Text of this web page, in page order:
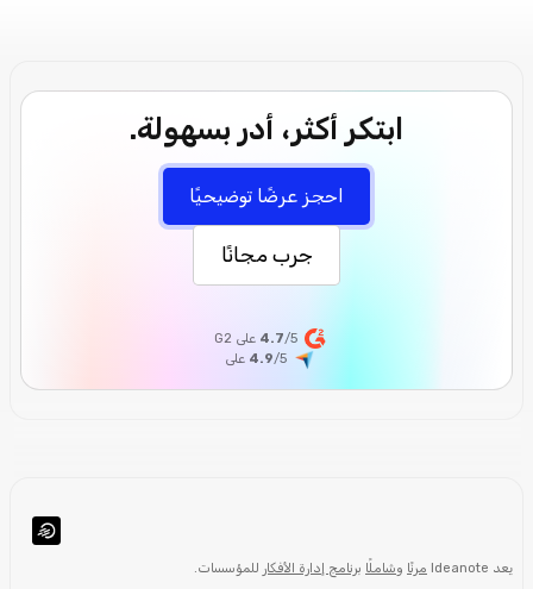
ابتكر أكثر، أدر بسهولة.
احجز عرضًا توضيحيًا
جرب مجانًا
4.7/5 على G2
4.9/5 على
يعد Ideanote مرنًا وشاملًا برنامج إدارة الأفكار للمؤسسات.